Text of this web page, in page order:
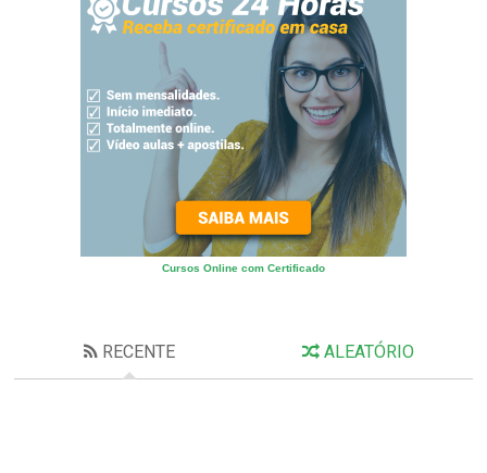
Cursos Online com Certificado
RECENTE ALEATÓRIO